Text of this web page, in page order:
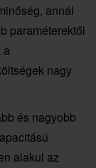
annál
paraméterektől
a
nagy
és nagyobb
alakul az